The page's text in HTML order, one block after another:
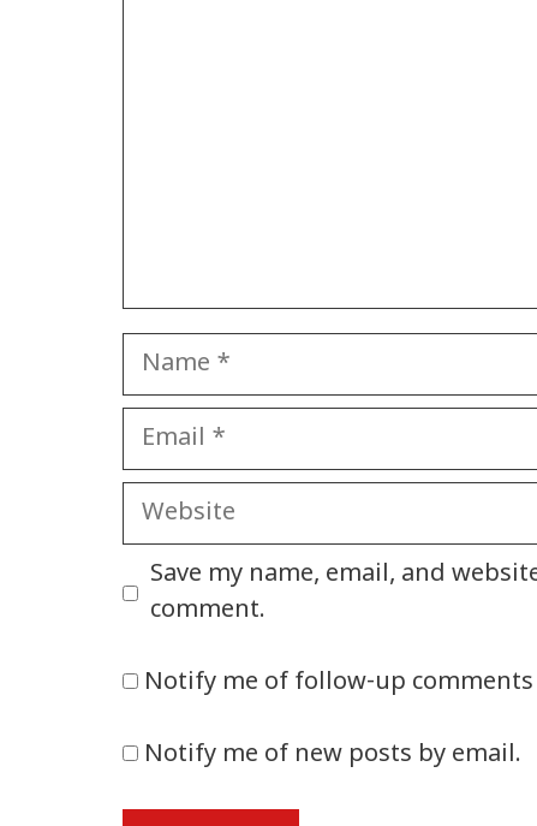
Name
Email
Website
Save my name, email, and
comment.
Notify me of follow-up comments
Notify me of new posts by email.